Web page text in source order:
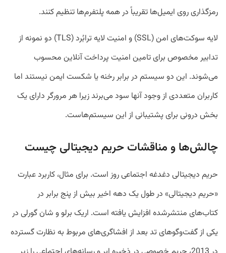
رمزگذاری روی ایمیل‌ها تقریباً در همه پلتفرم‌ها تنظیم کنند.
لایه سوکت‌های امن (SSL) و امنیت لایه ترابُرد (TLS) دو نمونه از
تدابیر مخصوص برای تامین امنیت پرداخت آنلاین محسوب
می‌شوند. این دو سیستم در برابر رخنه یا شکست ایمن نیستند اما
کاربران متعددی از وجود آنها سود می‌برند زیرا هر مرورگر دارای یک
بخش درونی برای پشتیبانی از این سیستم‌هاست.
چالش‌ها و مناقشات حریم دیجیتالی چیست
حریم دیجیتالی دغدغه اجتماعی روز است. برای مثال، کاربرد عبارت
«حریم دیجیتالی» در طول یک دهه اخیر بیش از پنج برابر در
کتاب‌های منتشرشده افزایش یافته است. اریک برلو و شان گورلی در
یکی از گفت‌وگوهای تد بعد از افشاگری‌های مربوط به نظارت گسترده